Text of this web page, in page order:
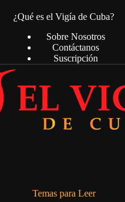
¿Qué es el Vigía de Cuba?
Sobre Nosotros
Contáctanos
Suscripción
Temas para Leer